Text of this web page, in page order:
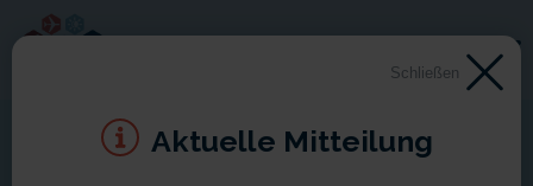
Schließen
Aktuelle Mitteilung